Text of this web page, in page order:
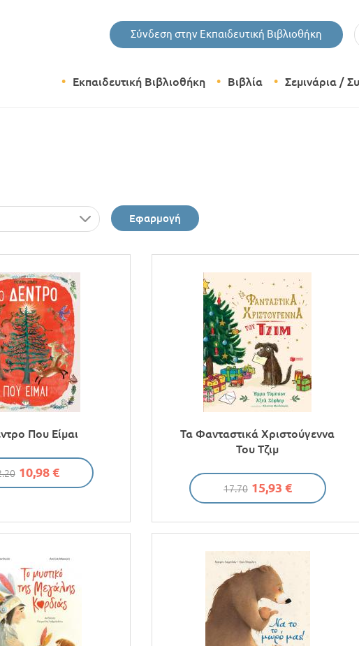
Σύνδεση στην Εκπαιδευτική Βιβλιοθήκη
Εκπαιδευτική Βιβλιοθήκη Βιβλία Σεμινάρια /
Εφαρμογή
Που Είμαι
10,98 €
Τα Φανταστικά Χριστούγεννα
Του Τζιμ
17.70 15,93 €